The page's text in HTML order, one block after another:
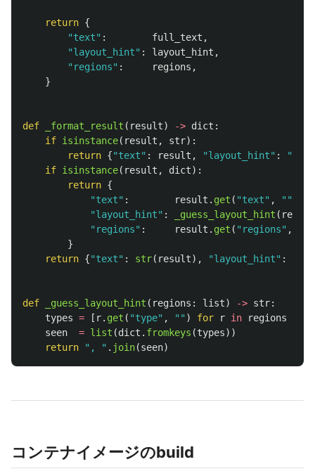
return {
"text" : full_text ,
"layout_hint" : layout_hint ,
" regions" : regions ,
}
def _format_result ( result) -> dict :
if isinstance( result , str):
return {"text" : result , "layout_hint" : ""
if isinstance( result , dict):
return {
"text" : result . get ( "text" , ""
"layout_hint" : _guess_layout_hint ( result
" regions" : result . get ( " regions" ,
}
return {"text" : str( result), "layout_hint" :
def _guess_layout_hint ( regions : list) -> str:
types = [ r. get ( "type" , "" ) for r in regions
seen
= list (dict . fromkeys (types))
return
" , " . join(seen)
コンテナイメージのbuild